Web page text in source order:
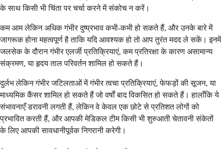
के साथ किसी भी चिंता पर चर्चा करने में संकोच न करें।
कम आम लेकिन अधिक गंभीर दुष्प्रभाव कभी-कभी हो सकते हैं, और उनके बारे में
जागरूक होना महत्वपूर्ण है ताकि यदि आवश्यक हो तो आप तुरंत मदद ले सकें। इनमें
जलसेक के दौरान गंभीर एलर्जी प्रतिक्रियाएं, कम प्रतिरक्षा के कारण असामान्य
संक्रमण, या हृदय ताल परिवर्तन शामिल हो सकते हैं।
दुर्लभ लेकिन गंभीर जटिलताओं में गंभीर त्वचा प्रतिक्रियाएं, फेफड़ों की सूजन, या
माध्यमिक कैंसर शामिल हो सकते हैं जो वर्षों बाद विकसित हो सकते हैं। हालाँकि ये
संभावनाएँ डरावनी लगती हैं, लेकिन वे केवल एक छोटे से प्रतिशत लोगों को
प्रभावित करती हैं, और आपकी मेडिकल टीम किसी भी शुरुआती चेतावनी संकेतों
के लिए आपकी सावधानीपूर्वक निगरानी करेगी।